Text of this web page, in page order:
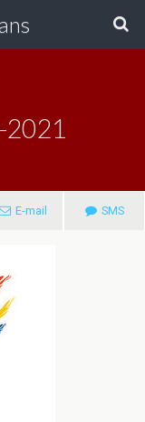
2021
E-mail SMS